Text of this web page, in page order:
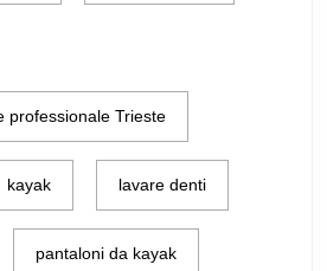
professionale Trieste
kayak lavare denti
pantaloni da kayak